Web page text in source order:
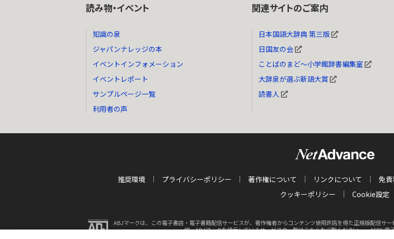
読み物・イベント
知識の泉
ジャパンナレッジの本
イベントインフォメーション
イベントレポート
サンプルページ一覧
利用者の声
関連サイトのご案内
日本国語大辞典 第三版
日国友の会
ことばのまど～小学館辞書編集室
大辞泉が選ぶ新語大賞
読書人
推奨環境 プライバシーポリシー 著作権について リンクについて 免
クッキーポリシー
Cookie設定
ABJマークは、この電子書店・電子書籍配信サービスが、著作権者からコンテンツ使用許諾を得た正規版配信サ
細、ABJマークを掲示しているサービスの一覧はこちらをご覧ください。
AEBS 電